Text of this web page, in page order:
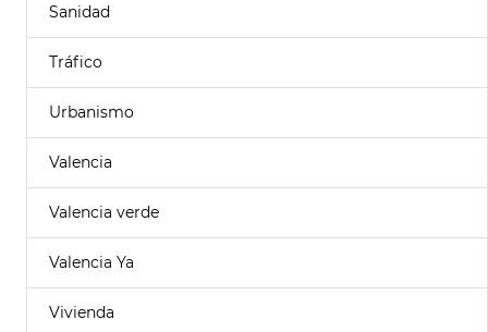
Sanidad
Tráfico
Urbanismo
Valencia
Valencia verde
Valencia Ya
Vivienda